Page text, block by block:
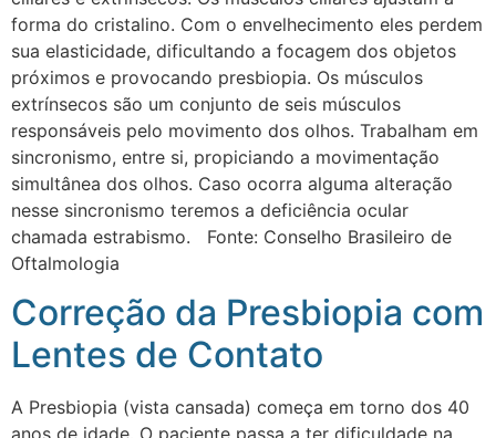
forma do cristalino. Com o envelhecimento eles perdem
sua elasticidade, dificultando a focagem dos objetos
próximos e provocando presbiopia. Os músculos
extrínsecos são um conjunto de seis músculos
responsáveis pelo movimento dos olhos. Trabalham em
sincronismo, entre si, propiciando a movimentação
simultânea dos olhos. Caso ocorra alguma alteração
nesse sincronismo teremos a deficiência ocular
chamada estrabismo. Fonte: Conselho Brasileiro de
Oftalmologia
Correção da Presbiopia com
Lentes de Contato
A Presbiopia (vista cansada) começa em torno dos 40